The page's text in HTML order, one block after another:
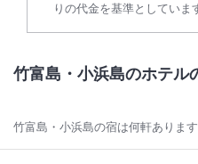
りの代金を基準としていま
竹富島・小浜島のホテル
竹富島・小浜島の宿は何軒ありま